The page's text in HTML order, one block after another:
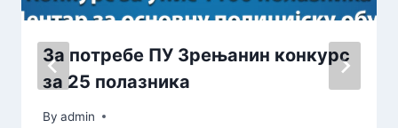
За потребе ПУ Зрењанин конкурс
за 25 полазника
By admin